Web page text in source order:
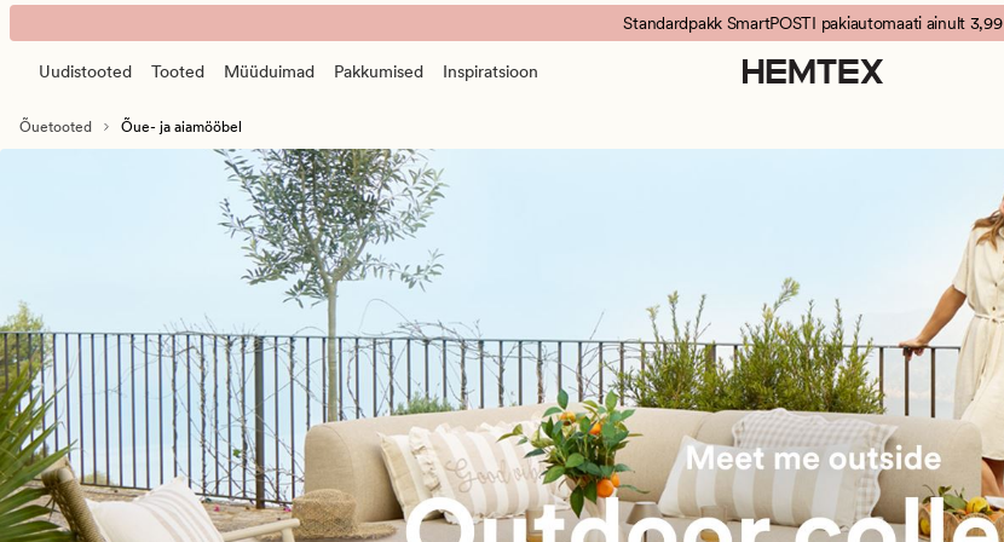
Aiamööbel
õuemööbel
terrassile,
rõdule
banner.
Press
to
Standardpakk SmartPOSTI pakiautomaati ainult 3,99
Uudistooted Tooted Müüduimad Pakkumised Inspiratsioon
Õuetooted Õue- ja aiamööbel